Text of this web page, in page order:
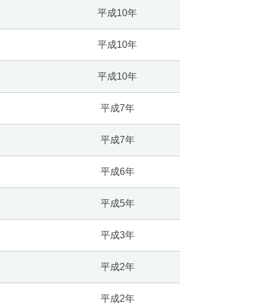
平成10年
平成10年
平成10年
平成7年
平成7年
平成6年
平成5年
平成3年
平成2年
平成2年